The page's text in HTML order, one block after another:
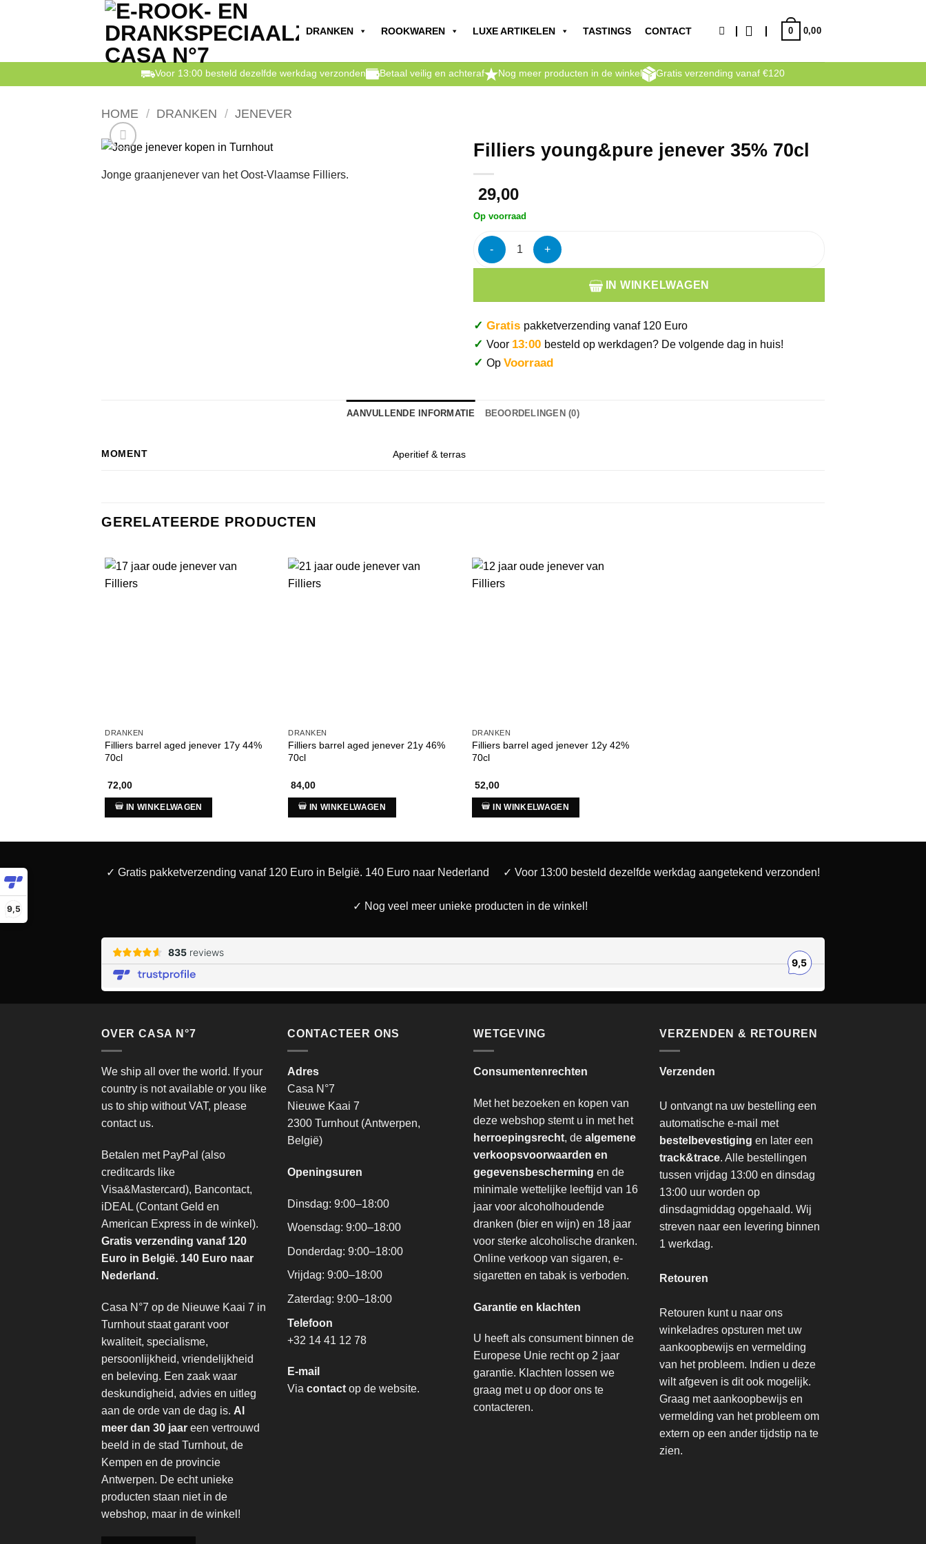
9,5
DRANKEN ROOKWAREN LUXE ARTIKELEN TASTINGS CONTACT 0,00
0
Voor 13:00 besteld dezelfde werkdag verzonden Betaal veilig en achteraf Nog meer producten in de winkel Gratis verzending vanaf €120
HOME / DRANKEN / JENEVER
Jonge graanjenever van het Oost-Vlaamse Filliers.
Filliers young&pure jenever 35% 70cl
29,00
Op voorraad
Filliers young&pure jenever 35% 70cl aantal
IN WINKELWAGEN
✓ Gratis pakketverzending vanaf 120 Euro
✓ Voor 13:00 besteld op werkdagen? De volgende dag in huis!
✓ Op Voorraad
AANVULLENDE INFORMATIE BEOORDELINGEN (0)
MOMENT Aperitief & terras
GERELATEERDE PRODUCTEN
DRANKEN
Filliers barrel aged jenever 17y 44%
70cl
72,00
IN WINKELWAGEN
DRANKEN
Filliers barrel aged jenever 21y 46%
70cl
84,00
IN WINKELWAGEN
DRANKEN
Filliers barrel aged jenever 12y 42%
70cl
52,00
IN WINKELWAGEN
✓ Gratis pakketverzending vanaf 120 Euro in België. 140 Euro naar Nederland ✓ Voor 13:00 besteld dezelfde werkdag aangetekend verzonden!
✓ Nog veel meer unieke producten in de winkel!
OVER CASA N°7
We ship all over the world. If your
country is not available or you like
us to ship without VAT, please
contact us.
Betalen met PayPal (also
creditcards like
Visa&Mastercard), Bancontact,
iDEAL (Contant Geld en
American Express in de winkel).
Gratis verzending vanaf 120
Euro in België. 140 Euro naar
Nederland.
Casa N°7 op de Nieuwe Kaai 7 in
Turnhout staat garant voor
kwaliteit, specialisme,
persoonlijkheid, vriendelijkheid
en beleving. Een zaak waar
deskundigheid, advies en uitleg
aan de orde van de dag is. Al
meer dan 30 jaar een vertrouwd
beeld in de stad Turnhout, de
Kempen en de provincie
Antwerpen. De echt unieke
producten staan niet in de
webshop, maar in de winkel!
CONTACTEER ONS
Adres
Casa N°7
Nieuwe Kaai 7
2300 Turnhout (Antwerpen,
België)
Openingsuren
Dinsdag: 9:00–18:00
Woensdag: 9:00–18:00
Donderdag: 9:00–18:00
Vrijdag: 9:00–18:00
Zaterdag: 9:00–18:00
Telefoon
+32 14 41 12 78
E-mail
Via contact op de website.
WETGEVING
Consumentenrechten
Met het bezoeken en kopen van
deze webshop stemt u in met het
herroepingsrecht, de algemene
verkoopsvoorwaarden en
gegevensbescherming en de
minimale wettelijke leeftijd van 16
jaar voor alcoholhoudende
dranken (bier en wijn) en 18 jaar
voor sterke alcoholische dranken.
Online verkoop van sigaren, e-
sigaretten en tabak is verboden.
Garantie en klachten
U heeft als consument binnen de
Europese Unie recht op 2 jaar
garantie. Klachten lossen we
graag met u op door ons te
contacteren.
VERZENDEN & RETOUREN
Verzenden
U ontvangt na uw bestelling een
automatische e-mail met
bestelbevestiging en later een
track&trace. Alle bestellingen
tussen vrijdag 13:00 en dinsdag
13:00 uur worden op
dinsdagmiddag opgehaald. Wij
streven naar een levering binnen
1 werkdag.
Retouren
Retouren kunt u naar ons
winkeladres opsturen met uw
aankoopbewijs en vermelding
van het probleem. Indien u deze
wilt afgeven is dit ook mogelijk.
Graag met aankoopbewijs en
vermelding van het probleem om
extern op een ander tijdstip na te
zien.